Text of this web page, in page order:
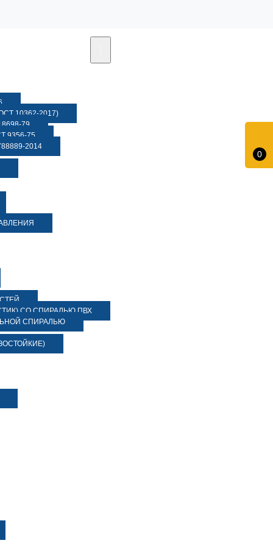
0
10362-2017)
79
9356-75
2014
СО СПИРАЛЬЮ ПВХ
СПИРАЛЬЮ